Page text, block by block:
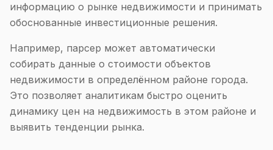
информацию о рынке недвижимости и принимать
обоснованные инвестиционные решения.
Например, парсер может автоматически
собирать данные о стоимости объектов
недвижимости в определённом районе города.
Это позволяет аналитикам быстро оценить
динамику цен на недвижимость в этом районе и
выявить тенденции рынка.